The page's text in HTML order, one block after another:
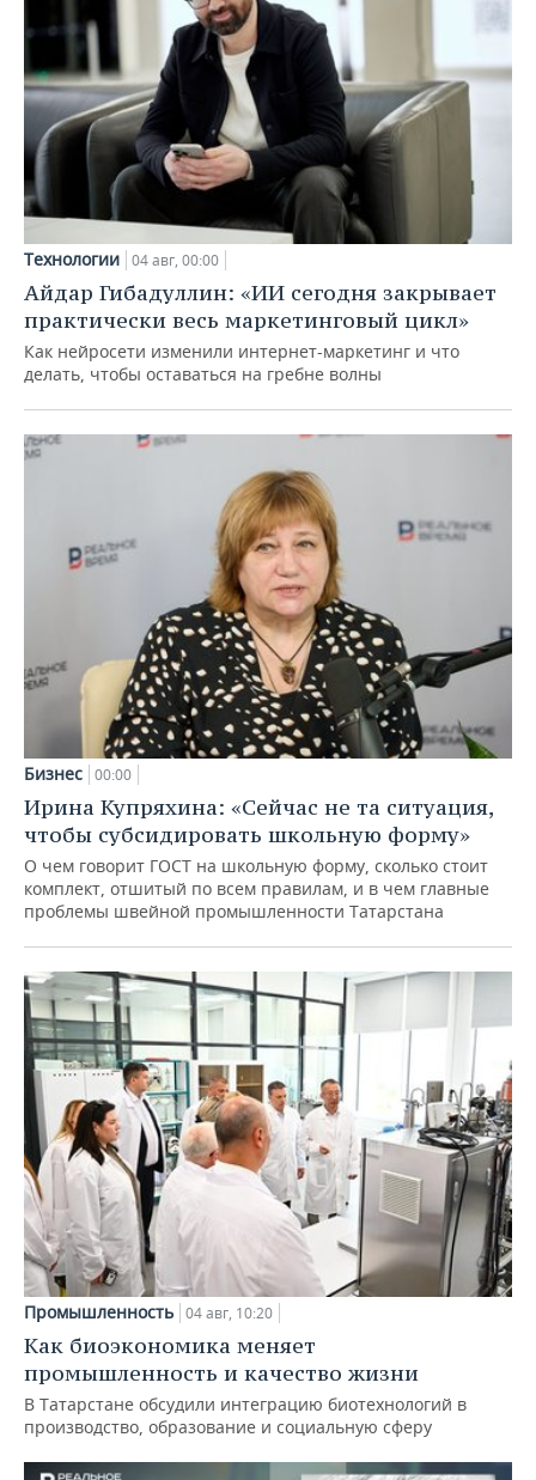
Технологии 04 авг, 00:00
Айдар Гибадуллин: «ИИ сегодня закрывает
практически весь маркетинговый цикл»
Как нейросети изменили интернет-маркетинг и что
делать, чтобы оставаться на гребне волны
Бизнес 00:00
Ирина Купряхина: «Сейчас не та ситуация,
чтобы субсидировать школьную форму»
О чем говорит ГОСТ на школьную форму, сколько стоит
комплект, отшитый по всем правилам, и в чем главные
проблемы швейной промышленности Татарстана
Промышленность 04 авг, 10:20
Как биоэкономика меняет
промышленность и качество жизни
В Татарстане обсудили интеграцию биотехнологий в
производство, образование и социальную сферу